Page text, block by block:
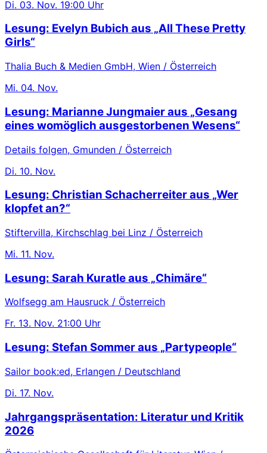
Di. 03. Nov. 19:00 Uhr
Lesung: Evelyn Bubich aus „All These Pretty
Girls“
Thalia Buch & Medien GmbH, Wien / Österreich
Mi. 04. Nov.
Lesung: Marianne Jungmaier aus „Gesang
eines womöglich ausgestorbenen Wesens“
Details folgen, Gmunden / Österreich
Di. 10. Nov.
Lesung: Christian Schacherreiter aus „Wer
klopfet an?“
Stiftervilla, Kirchschlag bei Linz / Österreich
Mi. 11. Nov.
Lesung: Sarah Kuratle aus „Chimäre“
Wolfsegg am Hausruck / Österreich
Fr. 13. Nov. 21:00 Uhr
Lesung: Stefan Sommer aus „Partypeople“
Sailor book:ed, Erlangen / Deutschland
Di. 17. Nov.
Jahrgangspräsentation: Literatur und Kritik
2026